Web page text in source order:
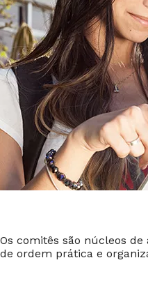
Os comitês são núcleos
de ordem prática e